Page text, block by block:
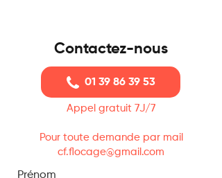
Contactez-nous
01 39 86 39 53
Appel gratuit 7J/7
Pour toute demande par mail
cf.flocage@gmail.com
Prénom